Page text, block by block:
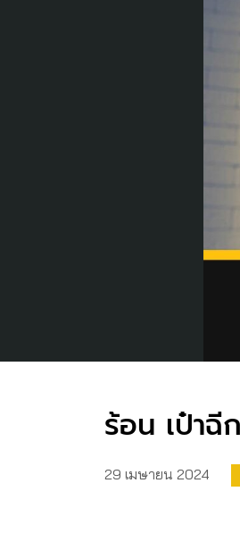
ร้อน เป๋าฉี
29 เมษายน 2024